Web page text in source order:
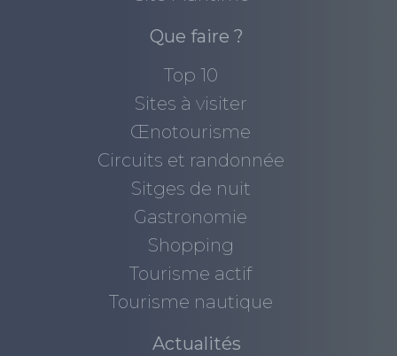
Que faire ?
Top 10
Sites à visiter
Œnotourisme
Circuits et randonnée
Sitges de nuit
Gastronomie
Shopping
Tourisme actif
Tourisme nautique
Actualités